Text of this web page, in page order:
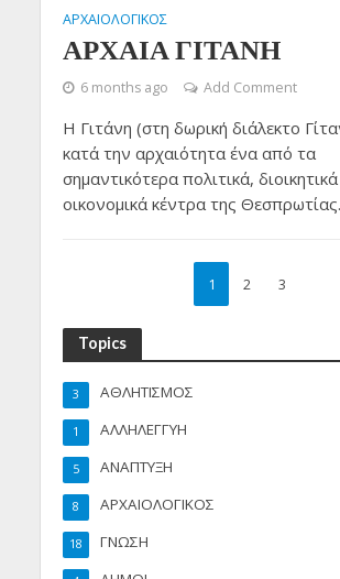
ΑΡΧΑΙΟΛΟΓΙΚΟΣ
ΑΡΧΑΙΑ ΓΙΤΑΝΗ
6 months ago Add Comment
Η Γιτάνη (στη δωρική διάλεκτο
κατά την αρχαιότητα ένα από τα
σημαντικότερα πολιτικά, διοικητικά
οικονομικά κέντρα της
1 2 3
Topics
ΑΘΛΗΤΙΣΜΟΣ
3
ΑΛΛΗΛΕΓΓΥΗ
1
ΑΝΑΠΤΥΞΗ
5
ΑΡΧΑΙΟΛΟΓΙΚΟΣ
8
ΓΝΩΣΗ
18